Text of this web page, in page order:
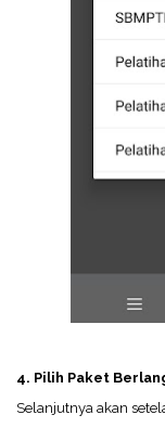
4. Pilih Paket
Selanjutnya akan